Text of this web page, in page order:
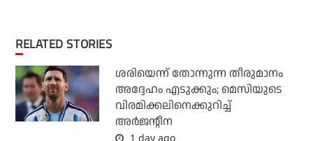
RELATED STORIES
ശരിയെന്ന് തോന്നുന്ന തീരുമാനം
അദ്ദേഹം എടുക്കും; മെസിയുടെ
വിരമിക്കലിനെക്കുറിച്ച്
അര്‍ജന്റീന
1 day ago